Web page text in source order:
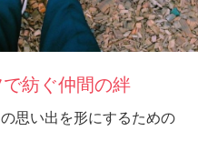
紡ぐ仲間の絆
思い出を形にするための